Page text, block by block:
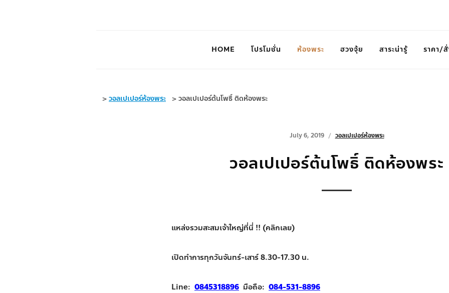
HOME โปรโมชั่น ห้องพระ ฮวงจุ้ย สาระน่ารู้ ราคา/
>วอลเปเปอร์ห้องพระ >วอลเปเปอร์ต้นโพธิ์ ติดห้องพระ
July 6, 2019 วอลเปเปอร์ห้องพระ
วอลเปเปอร์ต้นโพธิ์ ติดห้องพระ
แหล่งรวมสะสมเจ้าใหญ่ที่นี่ !! (คลิกเลย)
เปิดทำการทุกวันจันทร์-เสาร์ 8.30-17.30 น.
Line: 0845318896 มือถือ: 084-531-8896